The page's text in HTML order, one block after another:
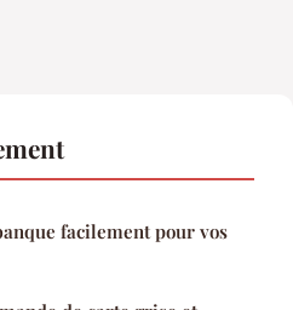
facilement pour vos